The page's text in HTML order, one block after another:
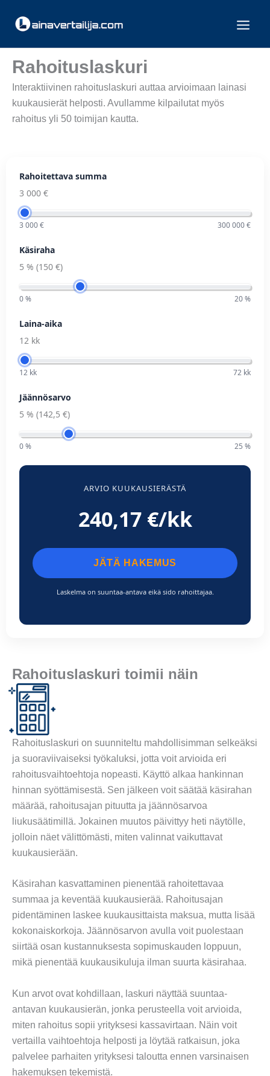
sisältöön
Rahoituslaskuri
Interaktiivinen rahoituslaskuri auttaa arvioimaan lainasi
kuukausierät helposti. Avullamme kilpailutat myös
rahoitus yli 50 toimijan kautta.
Rahoitettava summa
3 000 €
3 000 € 300 000 €
Käsiraha
5 % (150 €)
0 % 20 %
Laina-aika
12 kk
12 kk 72 kk
Jäännösarvo
5 % (142,5 €)
0 % 25 %
ARVIO KUUKAUSIERÄSTÄ
240,17€/kk
JÄTÄ HAKEMUS
Laskelma on suuntaa-antava eikä sido rahoittajaa.
Rahoituslaskuri toimii näin
Rahoituslaskuri on suunniteltu mahdollisimman selkeäksi
ja suoraviivaiseksi työkaluksi, jotta voit arvioida eri
rahoitusvaihtoehtoja nopeasti. Käyttö alkaa hankinnan
hinnan syöttämisestä. Sen jälkeen voit säätää käsirahan
määrää, rahoitusajan pituutta ja jäännösarvoa
liukusäätimillä. Jokainen muutos päivittyy heti näytölle,
jolloin näet välittömästi, miten valinnat vaikuttavat
kuukausierään.
Käsirahan kasvattaminen pienentää rahoitettavaa
summaa ja keventää kuukausierää. Rahoitusajan
pidentäminen laskee kuukausittaista maksua, mutta lisää
kokonaiskorkoja. Jäännösarvon avulla voit puolestaan
siirtää osan kustannuksesta sopimuskauden loppuun,
mikä pienentää kuukausikuluja ilman suurta käsirahaa.
Kun arvot ovat kohdillaan, laskuri näyttää suuntaa-
antavan kuukausierän, jonka perusteella voit arvioida,
miten rahoitus sopii yrityksesi kassavirtaan. Näin voit
vertailla vaihtoehtoja helposti ja löytää ratkaisun, joka
palvelee parhaiten yrityksesi taloutta ennen varsinaisen
hakemuksen tekemistä.